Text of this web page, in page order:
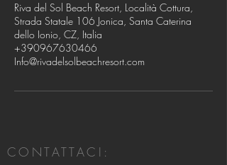
Riva del Sol Beach Resort, Località Cottura,
Strada Statale 106 Jonica, Santa Caterina
dello Ionio, CZ, Italia
+390967630466
Info@rivadelsolbeachresort.com
CONTATTACI: